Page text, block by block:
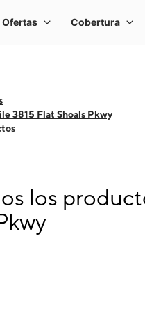
3815 Flat Shoals Pkwy
los